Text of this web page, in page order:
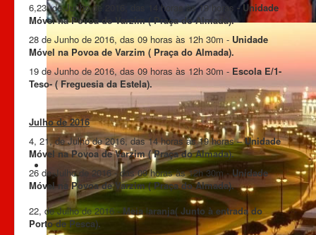
6,23, de Junho de 2016, das 14 horas às 19 horas - Unidade
Móvel na Povoa de Varzim ( Praça do Almada).
28 de Junho de 2016, das 09 horas às 12h 30m - Unidade
Móvel na Povoa de Varzim ( Praça do Almada).
19 de Junho de 2016, das 09 horas às 12h 30m -Escola E/1-
Teso- ( Freguesia da Estela).
Julho de 2016
4, 21, de Julho de 2016, das 14 horas às 19 horas –Unidade
Móvel na Povoa de Varzim ( Praça do Almada).
26 de Julho de 2016 - das 09 horas às 12h 30m -Unidade
Móvel na Povoa de Varzim ( Praça do Almada).
22, de Julho de 2016 - Meialaranja( Junto à entrada do
Porto de Pesca).